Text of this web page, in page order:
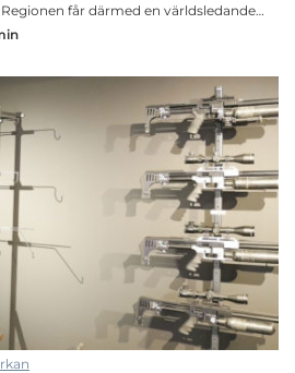
får därmed en världsledande…